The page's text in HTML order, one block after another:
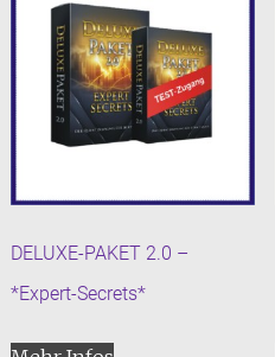
DELUXE-PAKET 2.0 –
*Expert-Secrets*